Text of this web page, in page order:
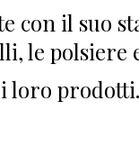
con il suo
le polsiere
loro